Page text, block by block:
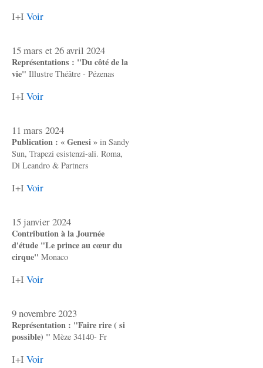
I+I Voir
15 mars et 26 avril 2024
Représentations : "Du côté de la
vie" Illustre Théâtre - Pézenas
I+I Voir
11 mars 2024
Publication : « Genesi » in Sandy
Sun, Trapezi esistenzi-ali. Roma,
Di Leandro & Partners
I+I Voir
15 janvier 2024
Contribution à la Journée
d'étude "Le prince au cœur du
cirque" Monaco
I+I Voir
9 novembre 2023
Représentation : "Faire rire ( si
possible) " Mèze 34140- Fr
I+I Voir